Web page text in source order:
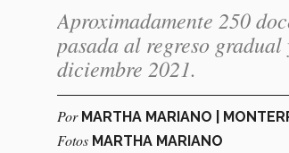
Aproximadamente 250
pasada al regreso
diciembre 2021.
Por MARTHA MARIANO |
Fotos MARTHA MARIANO